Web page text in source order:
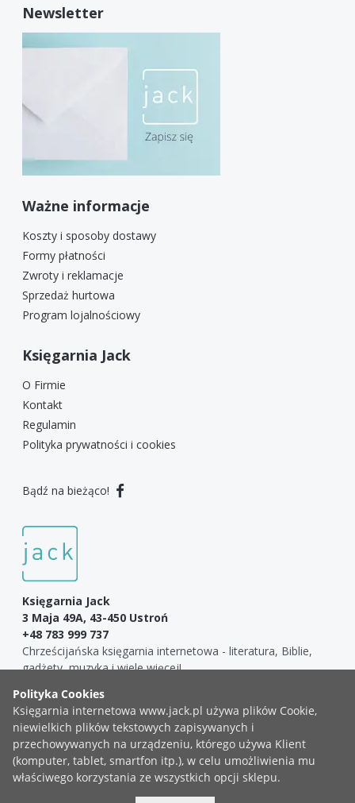
Newsletter
Ważne informacje
Koszty i sposoby dostawy
Formy płatności
Zwroty i reklamacje
Sprzedaż hurtowa
Program lojalnościowy
Księgarnia Jack
O Firmie
Kontakt
Regulamin
Polityka prywatności i cookies
Bądź na bieżąco!
Księgarnia Jack
3 Maja 49A, 43-450 Ustroń
+48 783 999 737
Chrześcijańska księgarnia internetowa - literatura, Biblie,
gadżety, muzyka i wiele więcej!
COPYRIGHT ©2019 KSIĘGARNIA JACK
ZGŁOŚ BŁĄD